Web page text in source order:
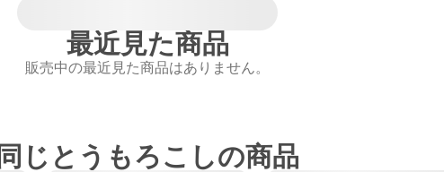
最近見た商品
販売中の最近見た商品はありません。
同じとうもろこしの商品